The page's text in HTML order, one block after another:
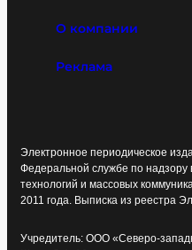
О компании
Реклама
Электронное периодическое
Федеральной службе по
технологий и массовых
2011 года. Выписка из реестра
Учредитель: ООО «Северо-